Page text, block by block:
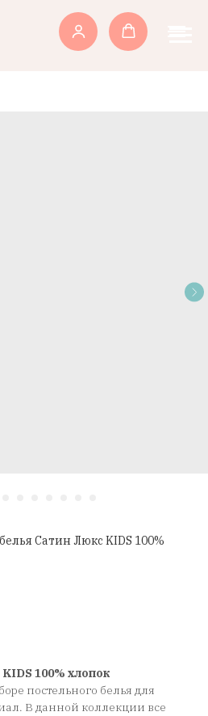
Сатин Люкс KIDS 100%
100% хлопок
постельного белья для
В данной коллекции все